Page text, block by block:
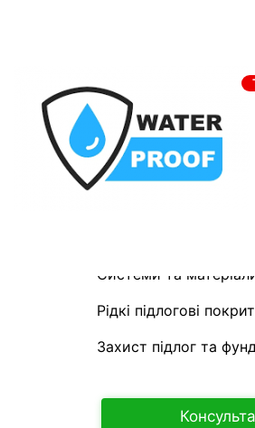
Системи та матеріали
Рідкі підлогові
Захист підлог та